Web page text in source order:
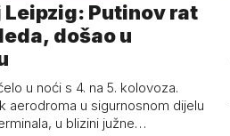
Leipzig: Putinov rat
došao u
u noći s 4. na 5. kolovoza.
aerodroma u sigurnosnom dijelu
u blizini južne…